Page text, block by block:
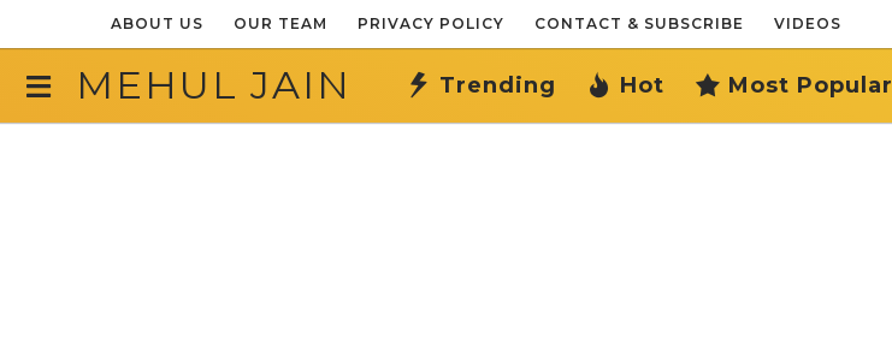
ABOUT US OUR TEAM PRIVACY POLICY CONTACT & SUBSCRIBE VIDEOS
MEHUL JAIN Trending Hot Most Popular